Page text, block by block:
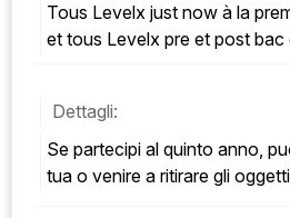
Tous Levelx just now à la
et tous Levelx pre et post bac
Dettagli:
Se partecipi al quinto anno, puoi trasferirmi a casa
tua o venire a ritirare gli